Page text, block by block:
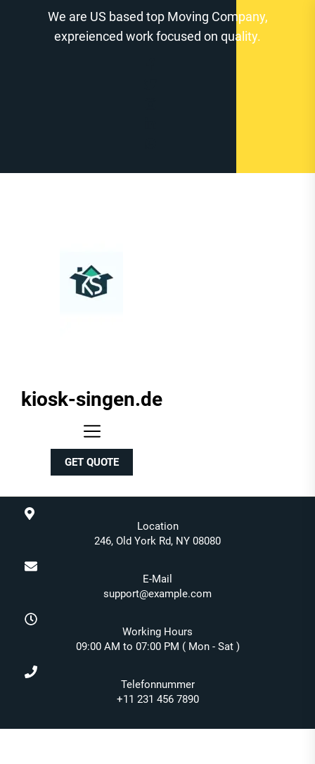
We are US based top Moving Company,
expreienced work focused on quality.
kiosk-
kiosk-singen.de
GET QUOTE
Location
246, Old York Rd, NY 08080
E-Mail
support@example.com
Working Hours
09:00 AM to 07:00 PM ( Mon - Sat )
Telefonnummer
+11 231 456 7890